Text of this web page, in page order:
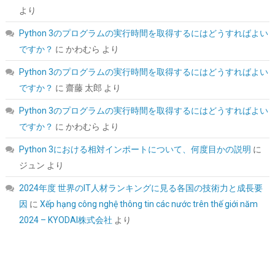
Biwin NV7400 1TB SSD NVMe2.0 M.2 Type 2280 PCIe Gen4×4 最
大読込：7450MB/s (R:7450MB/s、W:6500MB/s) 内蔵SSD 高耐
久 PS5/PS5 Pro動作確認済み メーカー5年保証
(546825) GBP 134.93
こちら)
UGREEN 2.5 インチ HDD/SSD ケース 5Gbps 6TB容量 USB3.0
SATA3.0 高速ハードディスクケース | USB A-Micro B/9.5mm以下
まで対応/自動スリープ/UASP 対応/TRIM&S.M.A.R.T.機能を搭載/
より
Python 3のプログラムの実行時間を取得するにはどうすればよい
ですか？ に かわむら より
Python 3のプログラムの実行時間を取得するにはどうすればよい
ですか？ に 齋藤 太郎 より
Python 3のプログラムの実行時間を取得するにはどうすればよい
ですか？ に かわむら より
Python 3における相対インポートについて、何度目かの説明 に
ジュン より
2024年度 世界のIT人材ランキングに見る各国の技術力と成長要
因 に Xếp hạng công nghệ thông tin các nước trên thế giới năm
2024 – KYODAI株式会社 より